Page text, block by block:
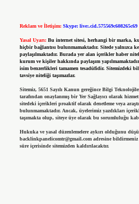
Reklam ve İletişim: Skype: live:.cid.575569c608265c69
Yasal Uyarı: Bu internet sitesi, herhangi bir marka,
hiçbir bağlantısı bulunmamaktadır. Sitede yalnızca
paylaşılmaktadır. Burada yer alan içerikler haber
kurum ve kişiler hakkında paylaşım
isim benzerlikleri tamamen tesadüfidir. Sitemizdeki
tavsiye niteliği taşımazlar.
Sitemiz, 5651 Sayılı Kanun gereğince Bilgi
tarafından onaylanmış bir Yer Sağlayıcı olarak
sitedeki içerikleri proaktif olarak denetleme veya
bulunmamaktadır. Ancak, üyelerimiz yazdıkları
taşımakta olup, siteye üye olarak bu sorumluluğu
Hukuka ve yasal düzenlemelere aykırı olduğunu
backlinkpanelicomtr@gmail.comadresine
süre içerisinde sitemizden kaldırılacaktır.